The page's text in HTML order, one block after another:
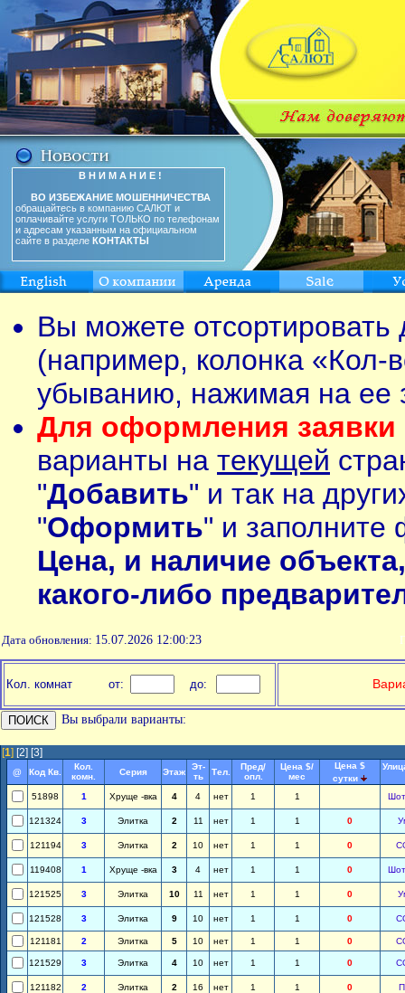
В Н И М А Н И Е !
ВО ИЗБЕЖАНИЕ МОШЕННИЧЕСТВА
обращайтесь в компанию САЛЮТ и
оплачивайте услуги ТОЛЬКО по телефонам
и адресам указанным на официальном
сайте в разделе КОНТАКТЫ
Вы можете
(например, колонка «Кол-
убыванию, нажимая на ее
Для оформления заявки
варианты на текущей
"Добавить" и так на
"Оформить" и заполните
Цена, и наличие
какого-либо
Дата обновления: 15.07.2026 12:00:23
Кол. комнат от: до:
Вы выбрали варианты:
[1] [2] [3]
@ Код Кв.
Кол.
комн.
Серия Этаж
Эт-
ть
Тел.
Пред/
опл.
Цена $/
мес
Цена $
сутки
51898 1 Хруще -вка 4 4 нет 1 1
121324 3 Элитка 2 11 нет 1 1 0
121194 3 Элитка 2 10 нет 1 1 0
119408 1 Хруще -вка 3 4 нет 1 1 0
121525 3 Элитка 10 11 нет 1 1 0
121528 3 Элитка 9 10 нет 1 1 0
121181 2 Элитка 5 10 нет 1 1 0
121529 3 Элитка 4 10 нет 1 1 0
121182 2 Элитка 2 16 нет 1 1 0